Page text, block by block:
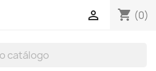
shopping_cart (0)
